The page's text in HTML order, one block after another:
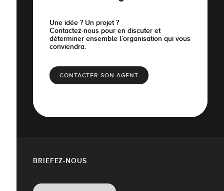
Une idée ? Un projet ?
Contactez-nous pour en discuter et
déterminer ensemble l’organisation qui vous
conviendra.
CONTACTER SON AGENT
BRIEFEZ-NOUS